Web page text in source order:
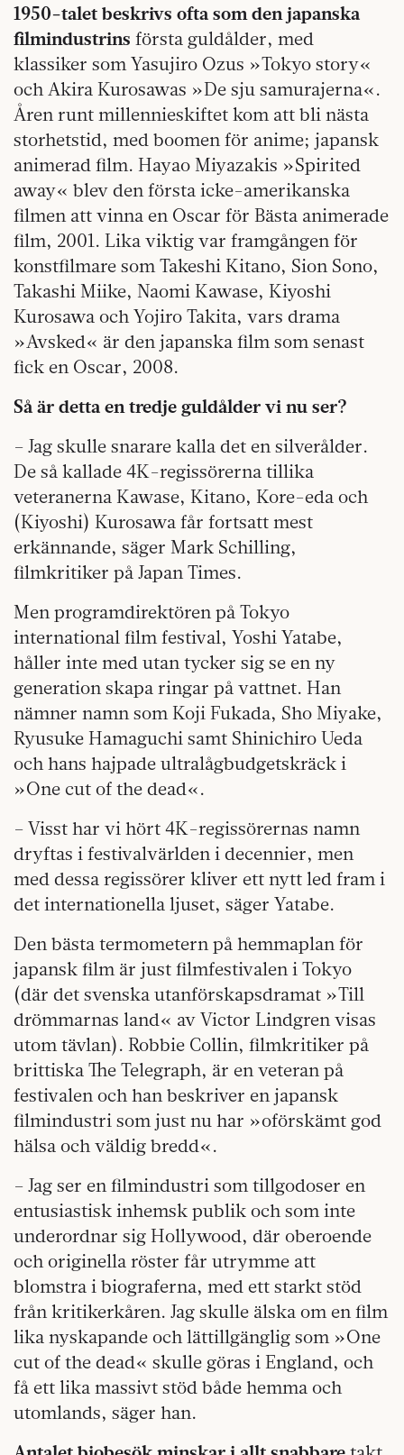
1950-talet beskrivs ofta som den japanska
filmindustrins första guldålder, med
klassiker som Yasujiro Ozus »Tokyo story«
och Akira Kurosawas »De sju samurajerna«.
Åren runt millennieskiftet kom att bli nästa
storhetstid, med boomen för anime; japansk
animerad film. Hayao Miyazakis »Spirited
away« blev den första icke-amerikanska
filmen att vinna en Oscar för Bästa animerade
film, 2001. Lika viktig var framgången för
konstfilmare som Takeshi Kitano, Sion Sono,
Takashi Miike, Naomi Kawase, Kiyoshi
Kurosawa och Yojiro Takita, vars drama
»Avsked« är den japanska film som senast
fick en Oscar, 2008.
Så är detta en tredje guldålder vi nu ser?
– Jag skulle snarare kalla det en silverålder.
De så kallade 4K-regissörerna tillika
veteranerna Kawase, Kitano, Kore-eda och
(Kiyoshi) Kurosawa får fortsatt mest
erkännande, säger Mark Schilling,
filmkritiker på Japan Times.
Men program­direktören på Tokyo
international film festival, Yoshi Yatabe,
håller inte med utan tycker sig se en ny
generation skapa ringar på vattnet. Han
nämner namn som Koji Fukada, Sho Miyake,
Ryusuke Hamaguchi samt Shinichiro Ueda
och hans hajpade ultralågbudgetskräck i
»One cut of the dead«.
– Visst har vi hört 4K-regissörernas namn
dryftas i festivalvärlden i decennier, men
med dessa regissörer kliver ett nytt led fram i
det internationella ljuset, säger Yatabe.
Den bästa termometern på hemmaplan för
japansk film är just filmfestivalen i Tokyo
(där det svenska utanförskapsdramat »Till
drömmarnas land« av Victor Lindgren visas
utom tävlan). Robbie Collin, filmkritiker på
brittiska The Telegraph, är en veteran på
festivalen och han beskriver en japansk
filmindustri som just nu har »oförskämt god
hälsa och väldig bredd«.
– Jag ser en filmindustri som tillgodoser en
entusiastisk inhemsk publik och som inte
underordnar sig Hollywood, där oberoende
och originella röster får utrymme att
blomstra i biograferna, med ett starkt stöd
från kritikerkåren. Jag skulle älska om en film
lika nyskapande och lättillgänglig som »One
cut of the dead« skulle göras i England, och
få ett lika massivt stöd både hemma och
utomlands, säger han.